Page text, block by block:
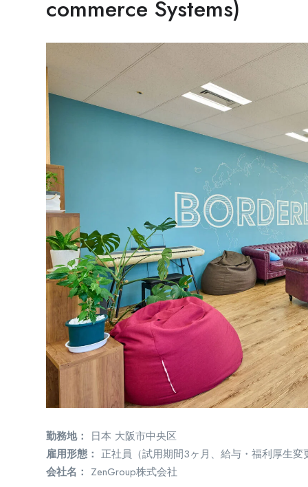
commerce Systems)
勤務地： 日本 大阪市中央区
雇用形態： 正社員（試用期間3ヶ月、給与・福利厚生変
会社名： ZenGroup株式会社